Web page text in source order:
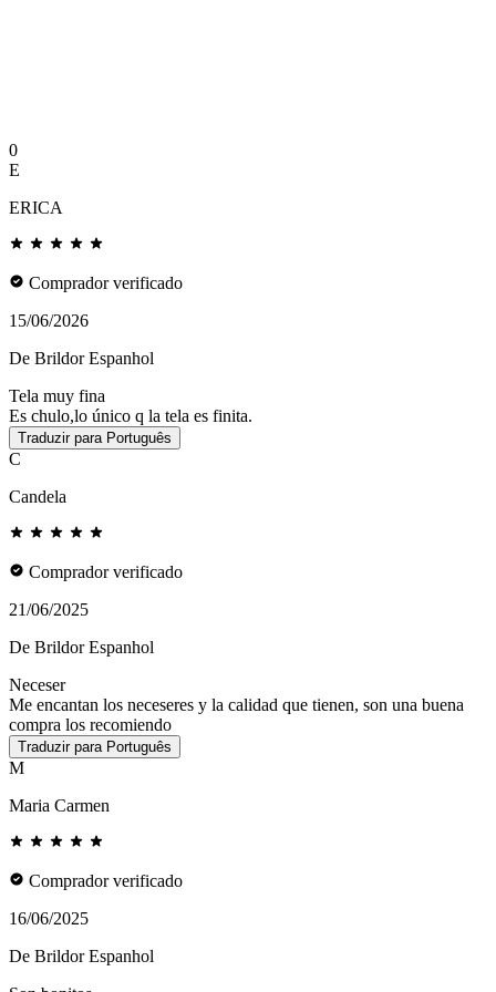
0
E
ERICA
Comprador verificado
15/06/2026
De Brildor Espanhol
Tela muy fina
Es chulo,lo único q la tela es finita.
Traduzir para Português
C
Candela
Comprador verificado
21/06/2025
De Brildor Espanhol
Neceser
Me encantan los neceseres y la calidad que tienen, son una buena
compra los recomiendo
Traduzir para Português
M
Maria Carmen
Comprador verificado
16/06/2025
De Brildor Espanhol